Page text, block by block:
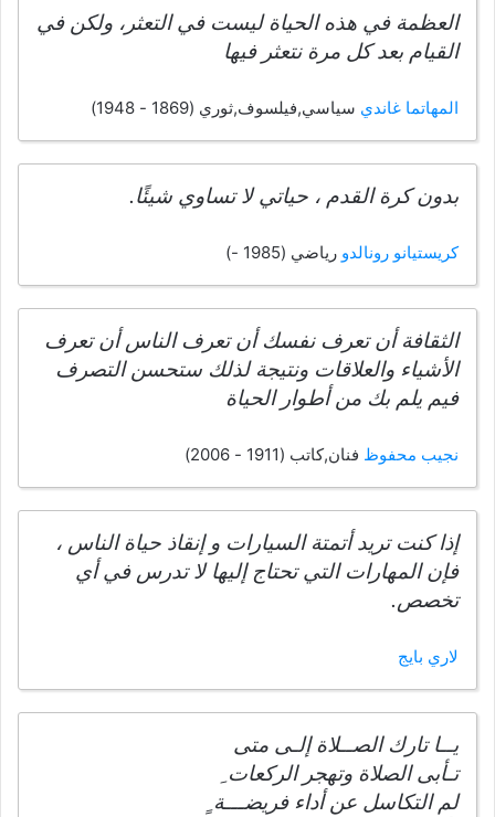
العظمة في هذه الحياة ليست في التعثر، ولكن في
القيام بعد كل مرة نتعثر فيها
المهاتما غاندي سياسي,فيلسوف,ثوري (1869 - 1948)
بدون كرة القدم ، حياتي لا تساوي شيئًا.
كريستيانو رونالدو رياضي (1985 -)
الثقافة أن تعرف نفسك أن تعرف الناس أن تعرف
الأشياء والعلاقات ونتيجة لذلك ستحسن التصرف
فيم يلم بك من أطوار الحياة
نجيب محفوظ فنان,كاتب (1911 - 2006)
إذا كنت تريد أتمتة السيارات و إنقاذ حياة الناس ،
فإن المهارات التي تحتاج إليها لا تدرس في أي
تخصص.
لاري بايج
يــا تارك الصــلاة إلـى متى
تـأبى الصلاة وتهجر الركعات ِ
لم التكاسل عن أداء فريضـــة ٍ